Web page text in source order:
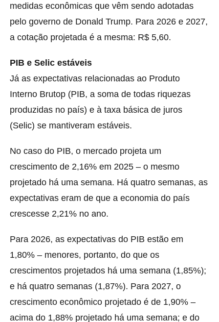
medidas econômicas que vêm sendo adotadas
pelo governo de Donald Trump. Para 2026 e 2027,
a cotação projetada é a mesma: R$ 5,60.
PIB e Selic estáveis
Já as expectativas relacionadas ao Produto
Interno Brutop (PIB, a soma de todas riquezas
produzidas no país) e à taxa básica de juros
(Selic) se mantiveram estáveis.
No caso do PIB, o mercado projeta um
crescimento de 2,16% em 2025 – o mesmo
projetado há uma semana. Há quatro semanas, as
expectativas eram de que a economia do país
crescesse 2,21% no ano.
Para 2026, as expectativas do PIB estão em
1,80% – menores, portanto, do que os
crescimentos projetados há uma semana (1,85%);
e há quatro semanas (1,87%). Para 2027, o
crescimento econômico projetado é de 1,90% –
acima do 1,88% projetado há uma semana; e do